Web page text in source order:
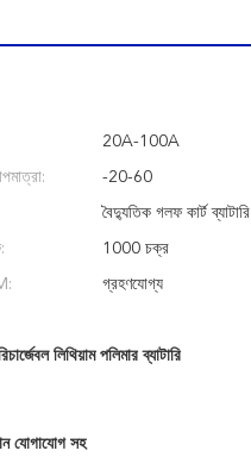
20A-100A
-20-60
বৈদ্যুতিক গলফ কার্ট ব্যাটারি
1000 চক্র
গ্রহণযোগ্য
লিথিয়াম পলিমার ব্যাটারি
যোগাযোগ সহ